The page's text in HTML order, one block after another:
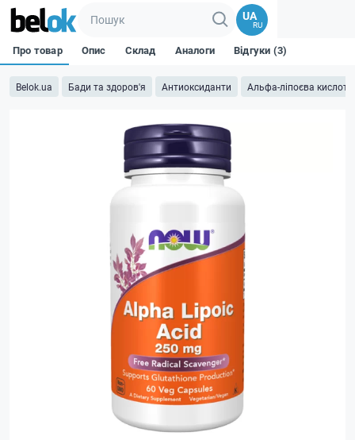
UA
RU
Belok.ua Бади та здоров'я Антиоксиданти Альфа-ліпоєва кислота
Про товар Опис Склад Аналоги Відгуки (3)